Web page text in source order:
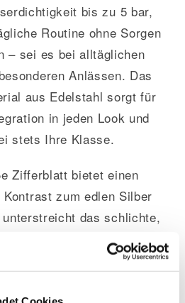
bis zu 5 bar,
Routine ohne Sorgen
– sei es bei alltäglichen
Anlässen. Das
aus Edelstahl sorgt für
in jeden Look und
stets Ihre Klasse.
Zifferblatt bietet einen
zum edlen Silber
das schlichte,
Design dieser
seiner neutralen